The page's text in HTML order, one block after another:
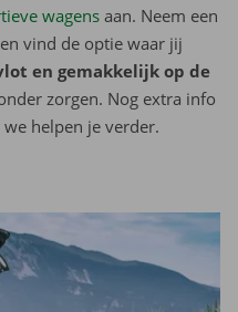
wagens aan. Neem een
vind de optie waar jij
en gemakkelijk op de
zorgen. Nog extra info
we helpen je verder.